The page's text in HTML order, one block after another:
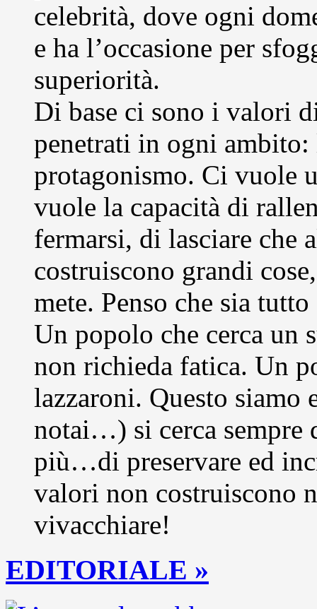
celebrità, dove ogni
e ha l’occasione per
superiorità.
Di base ci sono i valori
penetrati in ogni
protagonismo. Ci vuole
vuole la capacità di
fermarsi, di lasciare che
costruiscono grandi
mete. Penso che sia
Un popolo che cerca un
non richieda fatica. Un
lazzaroni. Questo siamo
notai…) si cerca sempre
più…di preservare ed
valori non costruiscono
vivacchiare!
EDITORIALE »